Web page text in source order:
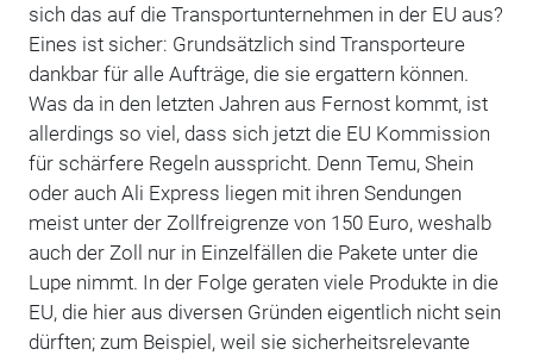
sich das auf die Transportunternehmen in der EU aus?
Eines ist sicher: Grundsätzlich sind Transporteure
dankbar für alle Aufträge, die sie ergattern können.
Was da in den letzten Jahren aus Fernost kommt, ist
allerdings so viel, dass sich jetzt die EU Kommission
für schärfere Regeln ausspricht. Denn Temu, Shein
oder auch Ali Express liegen mit ihren Sendungen
meist unter der Zollfreigrenze von 150 Euro, weshalb
auch der Zoll nur in Einzelfällen die Pakete unter die
Lupe nimmt. In der Folge geraten viele Produkte in die
EU, die hier aus diversen Gründen eigentlich nicht sein
dürften; zum Beispiel, weil sie sicherheitsrelevante